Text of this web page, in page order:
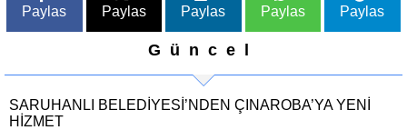
Paylas Paylas Paylas Paylas Paylas
Güncel
SARUHANLI BELEDIYESI’NDEN ÇINAROBA’YA YENI
HIZMET